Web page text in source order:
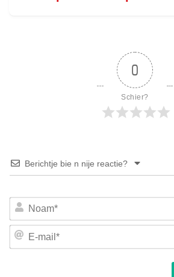
0
Schier?
Berichtje bie n nije reactie?